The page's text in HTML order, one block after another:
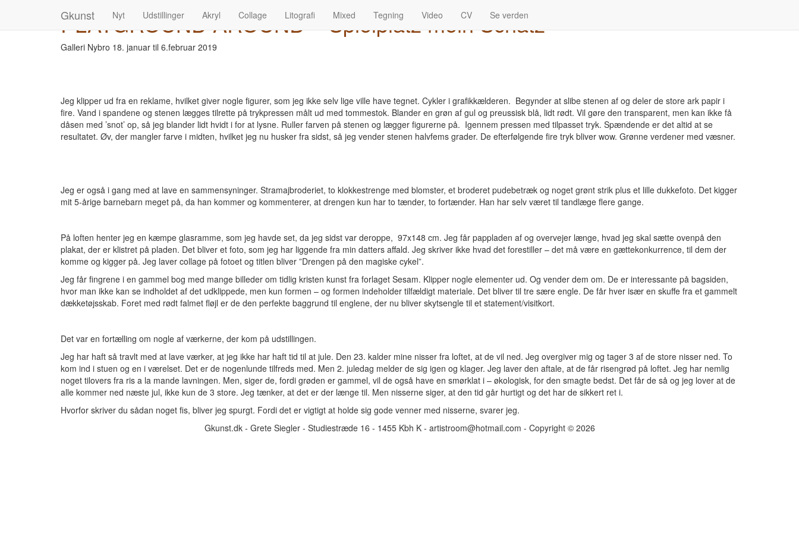
Gkunst Nyt Udstillinger Akryl Collage Litografi Mixed Tegning Video CV Se verden
PLAYGROUND AROUND – Spielplatz mein Schatz
Galleri Nybro 18. januar til 6.februar 2019
Jeg klipper ud fra en reklame, hvilket giver nogle figurer, som jeg ikke selv lige ville have tegnet. Cykler i grafikkælderen. Begynder at slibe stenen af og deler de store ark papir i
fire. Vand i spandene og stenen lægges tilrette på trykpressen målt ud med tommestok. Blander en grøn af gul og preussisk blå, lidt rødt. Vil gøre den transparent, men kan ikke få
dåsen med ’snot’ op, så jeg blander lidt hvidt i for at lysne. Ruller farven på stenen og lægger figurerne på. Igennem pressen med tilpasset tryk. Spændende er det altid at se
resultatet. Øv, der mangler farve i midten, hvilket jeg nu husker fra sidst, så jeg vender stenen halvfems grader. De efterfølgende fire tryk bliver wow. Grønne verdener med væsner.
Jeg er også i gang med at lave en sammensyninger. Stramajbroderiet, to klokkestrenge med blomster, et broderet pudebetræk og noget grønt strik plus et lille dukkefoto. Det kigger
mit 5-årige barnebarn meget på, da han kommer og kommenterer, at drengen kun har to tænder, to fortænder. Han har selv været til tandlæge flere gange.
På loften henter jeg en kæmpe glasramme, som jeg havde set, da jeg sidst var deroppe, 97x148 cm. Jeg får pappladen af og overvejer længe, hvad jeg skal sætte ovenpå den
plakat, der er klistret på pladen. Det bliver et foto, som jeg har liggende fra min datters affald. Jeg skriver ikke hvad det forestiller – det må være en gættekonkurrence, til dem der
komme og kigger på. Jeg laver collage på fotoet og titlen bliver ”Drengen på den magiske cykel”.
Jeg får fingrene i en gammel bog med mange billeder om tidlig kristen kunst fra forlaget Sesam. Klipper nogle elementer ud. Og vender dem om. De er interessante på bagsiden,
hvor man ikke kan se indholdet af det udklippede, men kun formen – og formen indeholder tilfældigt materiale. Det bliver til tre sære engle. De får hver især en skuffe fra et gammelt
dækketøjsskab. Foret med rødt falmet fløjl er de den perfekte baggrund til englene, der nu bliver skytsengle til et statement/visitkort.
Det var en fortælling om nogle af værkerne, der kom på udstillingen.
Jeg har haft så travlt med at lave værker, at jeg ikke har haft tid til at jule. Den 23. kalder mine nisser fra loftet, at de vil ned. Jeg overgiver mig og tager 3 af de store nisser ned. To
kom ind i stuen og en i værelset. Det er de nogenlunde tilfreds med. Men 2. juledag melder de sig igen og klager. Jeg laver den aftale, at de får risengrød på loftet. Jeg har nemlig
noget tilovers fra ris a la mande lavningen. Men, siger de, fordi grøden er gammel, vil de også have en smørklat i – økologisk, for den smagte bedst. Det får de så og jeg lover at de
alle kommer ned næste jul, ikke kun de 3 store. Jeg tænker, at det er der længe til. Men nisserne siger, at den tid går hurtigt og det har de sikkert ret i.
Hvorfor skriver du sådan noget fis, bliver jeg spurgt. Fordi det er vigtigt at holde sig gode venner med nisserne, svarer jeg.
Gkunst.dk - Grete Siegler - Studiestræde 16 - 1455 Kbh K - artistroom@hotmail.com - Copyright © 2026